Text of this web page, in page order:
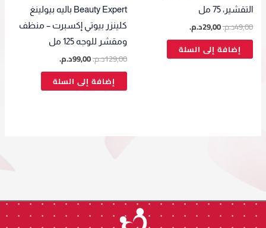
التقشير، 75 مل
49,00د.م.29,00د.م.
إضافة إلى السلة
Beauty Expert باليه بيولينغ
كلينزر بيوتي إكسبرت – منظف
ومقشر للوجه 125 مل
129,00د.م.99,00د.م.
إضافة إلى السلة